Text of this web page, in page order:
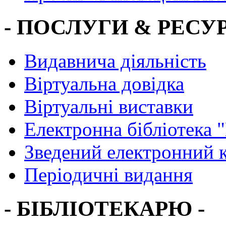
- ПОСЛУГИ &
Видавнича діяльність
Віртуальна довідка
Віртуальні виставки
Електронна
Зведений електронний
Періодичні видання
- БІБЛІОТЕКАРЮ -